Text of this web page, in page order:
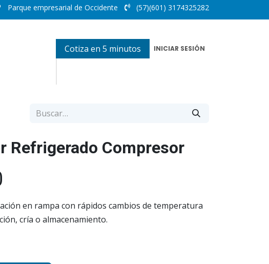
Parque empresarial de Occidente (57)(601) 3174325282
Cotiza en 5 minutos INICIAR SESIÓN
Refrigerado Compresor
en rampa con rápidos cambios de temperatura
cría o almacenamiento.